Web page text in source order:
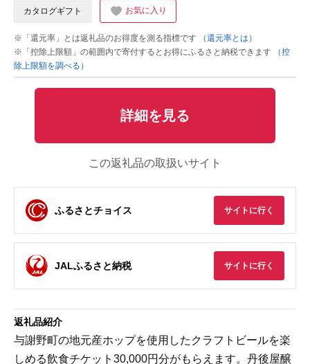
カタログギフト お気に入り
※「還元率」とは返礼品のお得度を測る指標です
（還元率とは）
※「控除上限額」の範囲内で寄付するとお得にふるさと納税できます
（控
除上限額を調べる）
詳細を見る
この返礼品の取扱いサイト
ふるさとチョイス サイトに行く
JALふるさと納税 サイトに行く
返礼品紹介
与謝野町の地元産ホップを使用したクラフトビールを楽
しめる飲食チケット30,000円分がもらえます。丹後屋醸